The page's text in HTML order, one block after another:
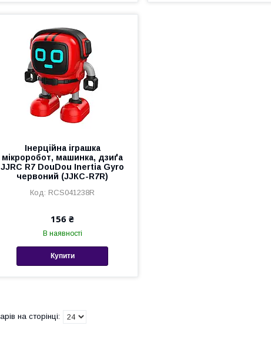
Інерційна іграшка
мікроробот, машинка, дзиґа
JJRC R7 DouDou Inertia Gyro
червоний (JJКС-R7R)
RCS041238R
156 ₴
В наявності
Купити